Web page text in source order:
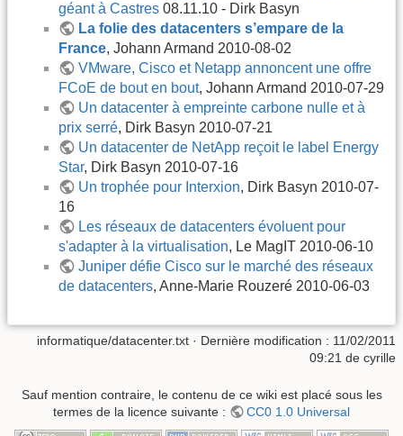
géant à Castres 08.11.10 - Dirk Basyn
La folie des datacenters s’empare de la
France, Johann Armand 2010-08-02
VMware, Cisco et Netapp annoncent une offre
FCoE de bout en bout, Johann Armand 2010-07-29
Un datacenter à empreinte carbone nulle et à
prix serré, Dirk Basyn 2010-07-21
Un datacenter de NetApp reçoit le label Energy
Star, Dirk Basyn 2010-07-16
Un trophée pour Interxion, Dirk Basyn 2010-07-
16
Les réseaux de datacenters évoluent pour
s'adapter à la virtualisation, Le MagIT 2010-06-10
Juniper défie Cisco sur le marché des réseaux
de datacenters, Anne-Marie Rouzeré 2010-06-03
informatique/datacenter.txt · Dernière modification : 11/02/2011
09:21 de cyrille
Sauf mention contraire, le contenu de ce wiki est placé sous les
termes de la licence suivante :
CC0 1.0 Universal